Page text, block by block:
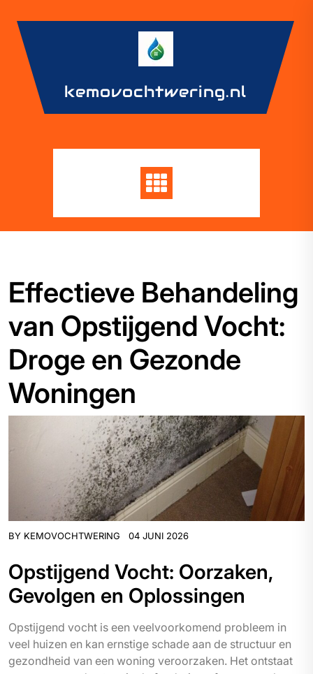
content
kemovochtwering.nl
Effectieve Behandeling
van Opstijgend Vocht:
Droge en Gezonde
Woningen
BY KEMOVOCHTWERING 04 JUNI 2026
Opstijgend Vocht: Oorzaken,
Gevolgen en Oplossingen
Opstijgend vocht is een veelvoorkomend probleem in
veel huizen en kan ernstige schade aan de structuur en
gezondheid van een woning veroorzaken. Het ontstaat